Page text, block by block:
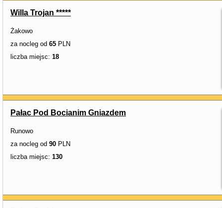
Willa Trojan *****
Żakowo
za nocleg od 65 PLN
liczba miejsc: 18
Pałac Pod Bocianim Gniazdem
Runowo
za nocleg od 90 PLN
liczba miejsc: 130